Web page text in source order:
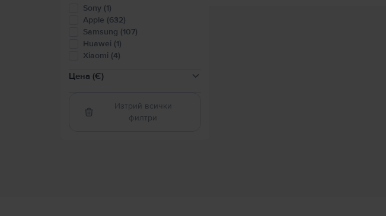
Sony (1)
Apple (632)
Samsung (107)
Huawei (1)
Xiaomi (4)
Цена (€)
Изтрий всички
филтри